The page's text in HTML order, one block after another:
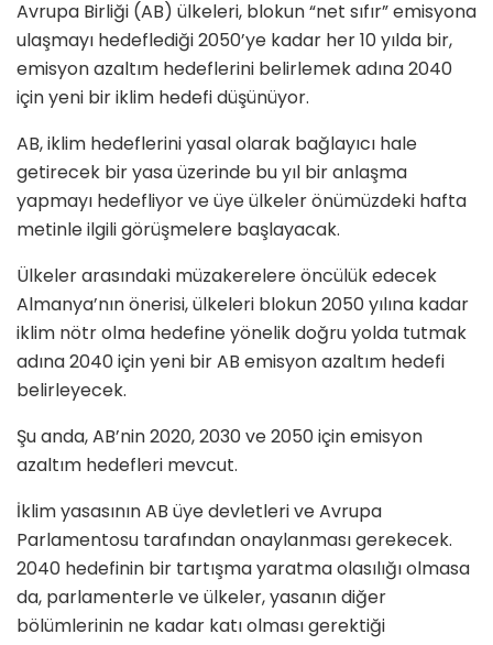
Avrupa Birliği (AB) ülkeleri, blokun “net sıfır” emisyona
ulaşmayı hedeflediği 2050’ye kadar her 10 yılda bir,
emisyon azaltım hedeflerini belirlemek adına 2040
için yeni bir iklim hedefi düşünüyor.
AB, iklim hedeflerini yasal olarak bağlayıcı hale
getirecek bir yasa üzerinde bu yıl bir anlaşma
yapmayı hedefliyor ve üye ülkeler önümüzdeki hafta
metinle ilgili görüşmelere başlayacak.
Ülkeler arasındaki müzakerelere öncülük edecek
Almanya’nın önerisi, ülkeleri blokun 2050 yılına kadar
iklim nötr olma hedefine yönelik doğru yolda tutmak
adına 2040 için yeni bir AB emisyon azaltım hedefi
belirleyecek.
Şu anda, AB’nin 2020, 2030 ve 2050 için emisyon
azaltım hedefleri mevcut.
İklim yasasının AB üye devletleri ve Avrupa
Parlamentosu tarafından onaylanması gerekecek.
2040 hedefinin bir tartışma yaratma olasılığı olmasa
da, parlamenterle ve ülkeler, yasanın diğer
bölümlerinin ne kadar katı olması gerektiği